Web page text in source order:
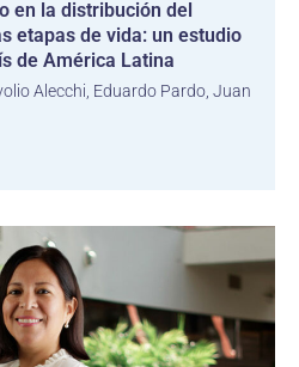
en la distribución del
etapas de vida: un estudio
de América Latina
Alecchi, Eduardo Pardo, Juan